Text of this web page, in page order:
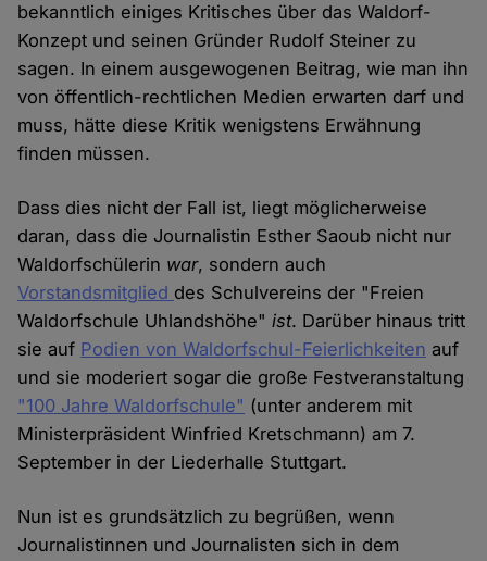
bekanntlich einiges Kritisches über das Waldorf-
Konzept und seinen Gründer Rudolf Steiner zu
sagen. In einem ausgewogenen Beitrag, wie man ihn
von öffentlich-rechtlichen Medien erwarten darf und
muss, hätte diese Kritik wenigstens Erwähnung
finden müssen.
Dass dies nicht der Fall ist, liegt möglicherweise
daran, dass die Journalistin Esther Saoub nicht nur
Waldorfschülerin war, sondern auch
Vorstandsmitglied des Schulvereins der "Freien
Waldorfschule Uhlandshöhe"ist. Darüber hinaus tritt
sie auf Podien von Waldorfschul-Feierlichkeiten auf
und sie moderiert sogar die große Festveranstaltung
"100 Jahre Waldorfschule" (unter anderem mit
Ministerpräsident Winfried Kretschmann) am 7.
September in der Liederhalle Stuttgart.
Nun ist es grundsätzlich zu begrüßen, wenn
Journalistinnen und Journalisten sich in dem